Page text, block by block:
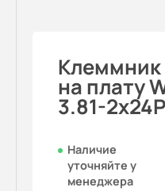
на плату
3.81-
Наличие
уточняйте у
менеджера